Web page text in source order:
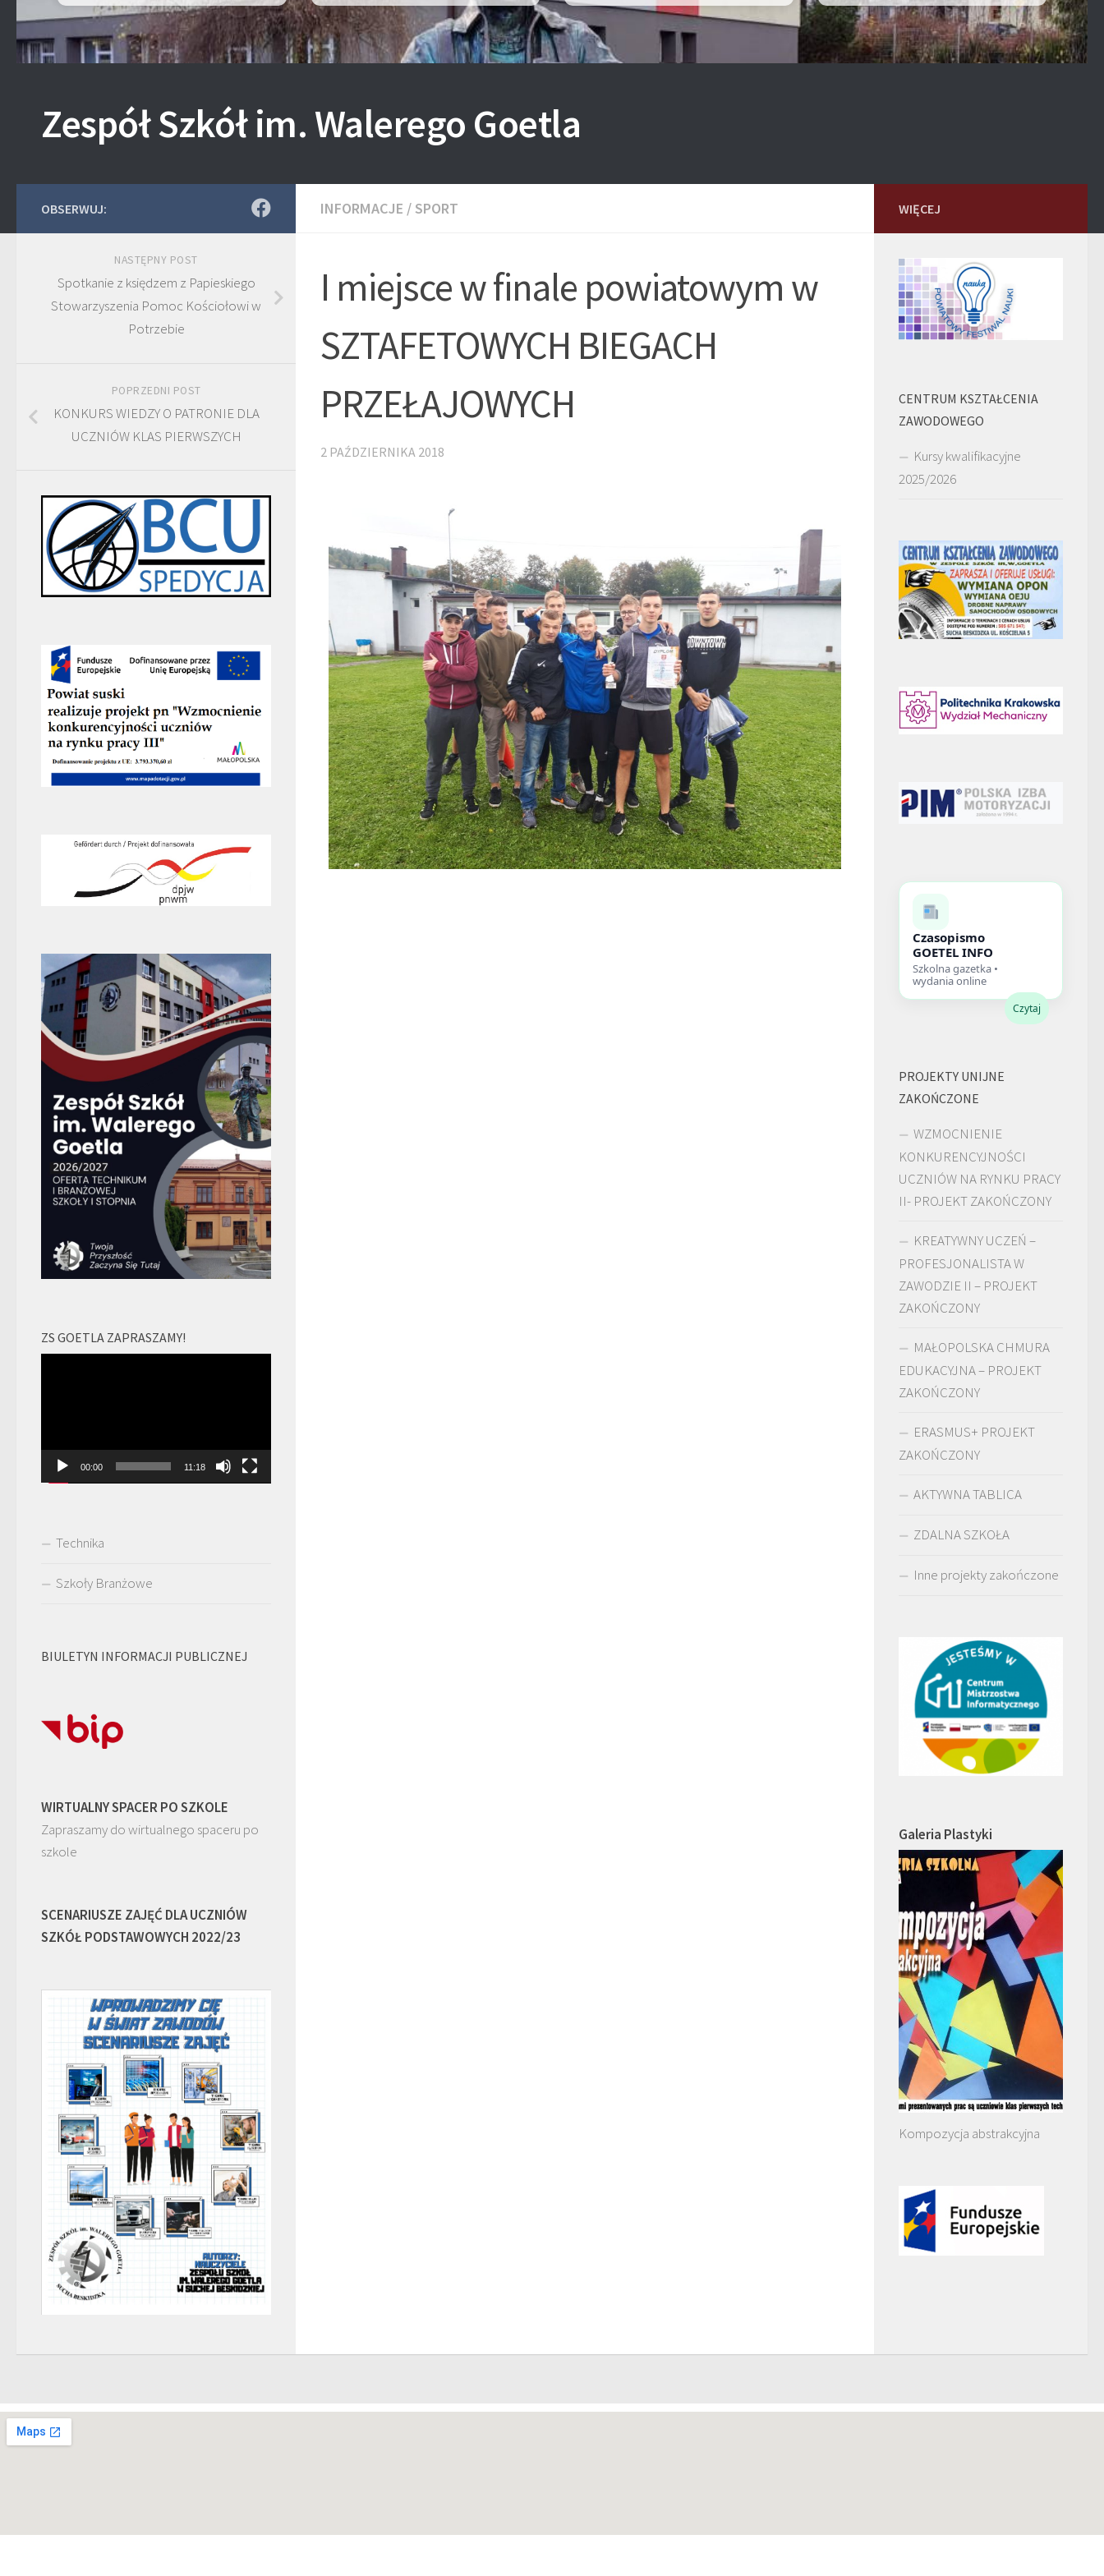
Zespół Szkół im. Walerego Goetla
INFORMACJE / SPORT
I miejsce w finale powiatowym w
SZTAFETOWYCH BIEGACH
PRZEŁAJOWYCH
2 PAŹDZIERNIKA 2018
OBSERWUJ:
NASTĘPNY POST
Spotkanie z księdzem z Papieskiego
Stowarzyszenia Pomoc Kościołowi w
Potrzebie
POPRZEDNI POST
KONKURS WIEDZY O PATRONIE DLA
UCZNIÓW KLAS PIERWSZYCH
ZS GOETLA ZAPRASZAMY!
00:00 11:18
Technika
Szkoły Branżowe
BIULETYN INFORMACJI PUBLICZNEJ
WIRTUALNY SPACER PO SZKOLE
Zapraszamy do wirtualnego spaceru po
szkole
SCENARIUSZE ZAJĘĆ DLA UCZNIÓW
SZKÓŁ PODSTAWOWYCH 2022/23
WIĘCEJ
CENTRUM KSZTAŁCENIA
ZAWODOWEGO
Kursy kwalifikacyjne
2025/2026
Czasopismo
GOETEL INFO
Szkolna gazetka •
wydania online
Czytaj
PROJEKTY UNIJNE
ZAKOŃCZONE
WZMOCNIENIE
KONKURENCYJNOŚCI
UCZNIÓW NA RYNKU PRACY
II- PROJEKT ZAKOŃCZONY
KREATYWNY UCZEŃ –
PROFESJONALISTA W
ZAWODZIE II – PROJEKT
ZAKOŃCZONY
MAŁOPOLSKA CHMURA
EDUKACYJNA – PROJEKT
ZAKOŃCZONY
ERASMUS+ PROJEKT
ZAKOŃCZONY
AKTYWNA TABLICA
ZDALNA SZKOŁA
Inne projekty zakończone
Galeria Plastyki
Kompozycja abstrakcyjna